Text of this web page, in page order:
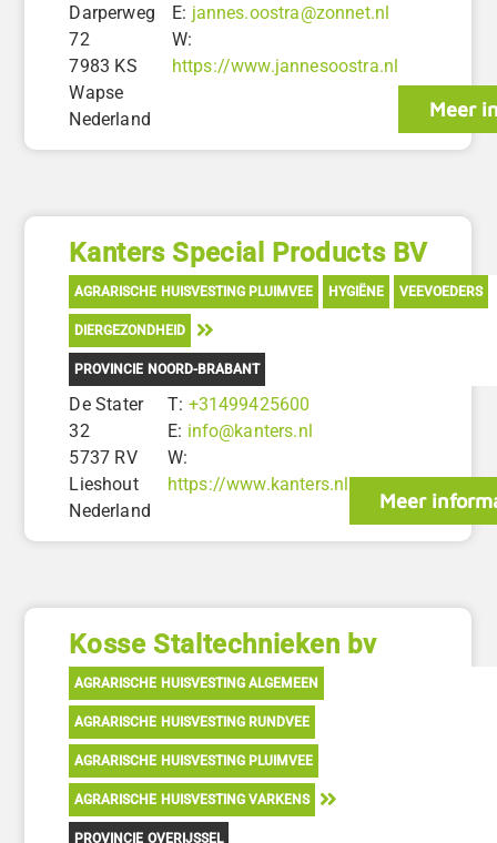
Darperweg
72
7983 KS
Wapse
Nederland
E: jannes.oostra@zonnet.nl
W:
https://www.jannesoostra.nl
Meer
Kanters Special Products BV
AGRARISCHE HUISVESTING PLUIMVEE HYGIËNE VEEVOEDERS
DIERGEZONDHEID
PROVINCIE NOORD-BRABANT
De Stater
32
5737 RV
Lieshout
Nederland
T: +31499425600
E: info@kanters.nl
W:
https://www.kanters.nl
Meer
Kosse Staltechnieken bv
AGRARISCHE HUISVESTING ALGEMEEN
AGRARISCHE HUISVESTING RUNDVEE
AGRARISCHE HUISVESTING PLUIMVEE
AGRARISCHE HUISVESTING VARKENS
PROVINCIE OVERIJSSEL